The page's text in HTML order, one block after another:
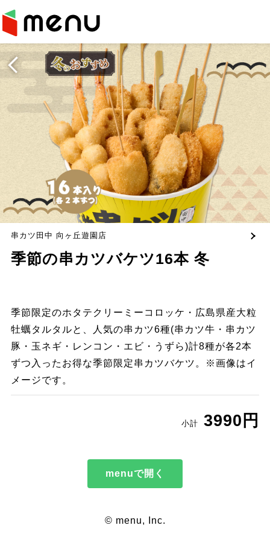
串カツ田中 向ヶ丘遊園店
季節の串カツバケツ16本 冬
季節限定のホタテクリーミーコロッケ・広島県産大粒
牡蠣タルタルと、人気の串カツ6種(串カツ牛・串カツ
豚・玉ネギ・レンコン・エビ・うずら)計8種が各2本
ずつ入ったお得な季節限定串カツバケツ。※画像はイ
メージです。
小計 3990円
menuで開く
© menu, Inc.